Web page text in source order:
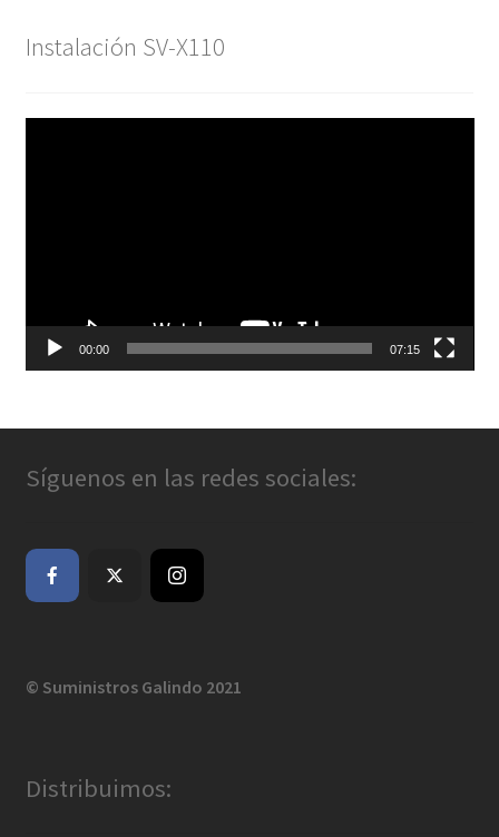
Instalación SV-X110
00:00 07:15
Síguenos en las redes sociales:
© Suministros Galindo 2021
Distribuimos: